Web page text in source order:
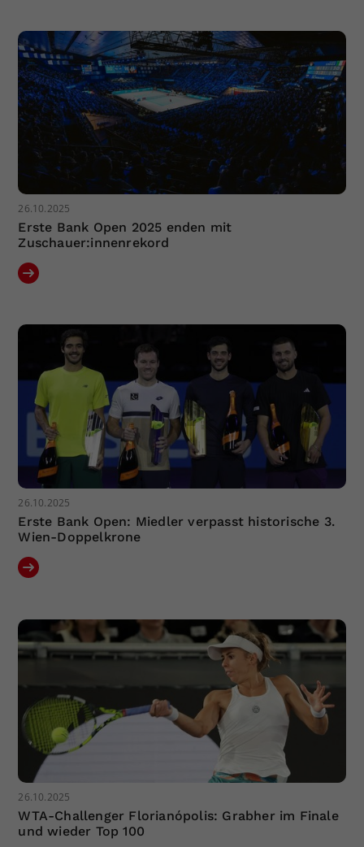
26.10.2025
Erste Bank Open 2025 enden mit
Zuschauer:innenrekord
26.10.2025
Erste Bank Open: Miedler verpasst historische 3.
Wien-Doppelkrone
26.10.2025
WTA-Challenger Florianópolis: Grabher im Finale
und wieder Top 100
Zweck
Einstellungen. Unter anderem eine
zufällig generierte ID, für die
historische Speicherung Ihrer
vorgenommen Einstellungen, falls der
Webseiten-Betreiber dies eingestellt
hat.